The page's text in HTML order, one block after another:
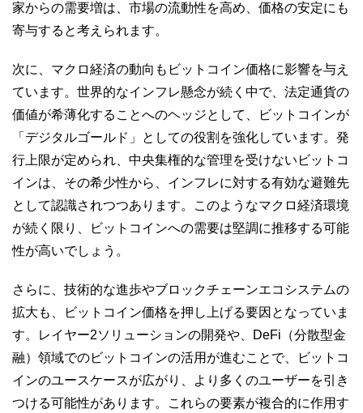
家からの需要増は、市場の流動性を高め、価格の安定にも
寄与すると考えられます。
次に、マクロ経済の動向もビットコイン価格に影響を与え
ています。世界的なインフレ懸念が続く中で、法定通貨の
価値が希薄化することへのヘッジとして、ビットコインが
「デジタルゴールド」としての役割を強化しています。発
行上限が定められ、中央集権的な管理を受けないビットコ
インは、その希少性から、インフレに対する有効な避難先
として認識されつつあります。このようなマクロ経済環境
が続く限り、ビットコインへの需要は堅調に推移する可能
性が高いでしょう。
さらに、技術的な進歩やブロックチェーンエコシステムの
拡大も、ビットコイン価格を押し上げる要因となっていま
す。レイヤー2ソリューションの開発や、DeFi（分散型金
融）領域でのビットコインの活用が進むことで、ビットコ
インのユースケースが広がり、より多くのユーザーを引き
つける可能性があります。これらの要素が複合的に作用す